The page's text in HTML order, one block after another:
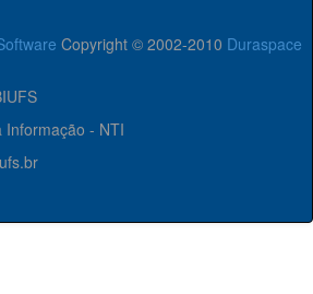
Copyright © 2002-2010 Duraspace
Informação - NTI